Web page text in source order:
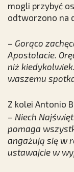
mogli przybyć
odtworzono na
– Gorąco
Apostolacie.
niż
waszemu
Z kolei Antonio
– Niech
pomaga
angażują się w
ustawajcie w